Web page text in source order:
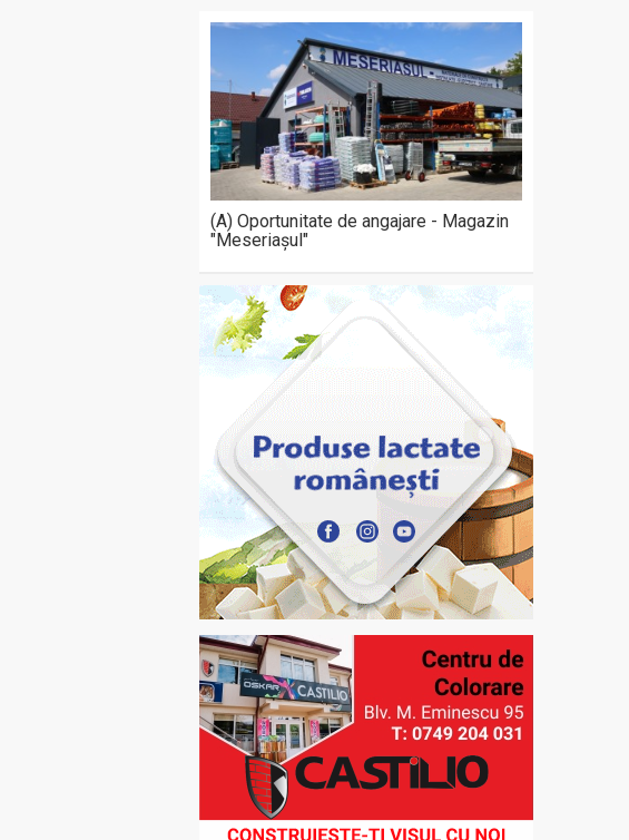
(A) Oportunitate de angajare - Magazin
"Meseriașul"